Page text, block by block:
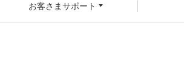
お客さまサポート